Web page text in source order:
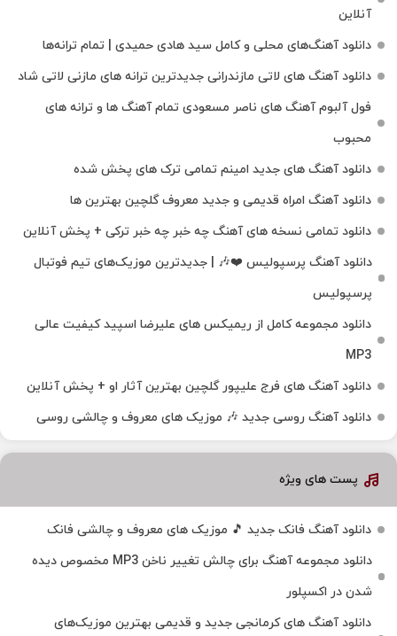
آنلاین
دانلود آهنگ‌های محلی و کامل سید هادی حمیدی | تمام ترانه‌ها
دانلود آهنگ‌ های لاتی مازندرانی جدیدترین ترانه های مازنی لاتی شاد
فول آلبوم آهنگ‌ های ناصر مسعودی تمام آهنگ‌ ها و ترانه‌ های
محبوب
دانلود آهنگ های جدید امینم تمامی ترک های پخش شده
دانلود آهنگ امراه قدیمی و جدید معروف گلچین بهترین ها
دانلود تمامی نسخه های آهنگ چه خبر چه خبر ترکی + پخش آنلاین
دانلود آهنگ پرسپولیس ❤️🎶 | جدیدترین موزیک‌های تیم فوتبال
پرسپولیس
دانلود مجموعه کامل از ریمیکس های علیرضا اسپید کیفیت عالی
MP3
دانلود آهنگ های فرج علیپور گلچین بهترین آثار او + پخش آنلاین
دانلود آهنگ روسی جدید 🎶 موزیک‌ های معروف و چالشی روسی
پست های ویژه
دانلود آهنگ فانک جدید 🎵 موزیک‌ های معروف و چالشی فانک
دانلود مجموعه آهنگ برای چالش تغییر ناخن MP3 مخصوص دیده
شدن در اکسپلور
دانلود آهنگ‌ های کرمانجی جدید و قدیمی بهترین موزیک‌های